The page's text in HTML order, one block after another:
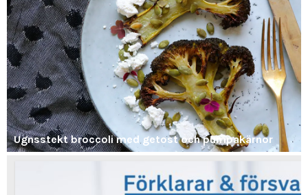
Ugnsstekt broccoli med getost och pumpakärnor